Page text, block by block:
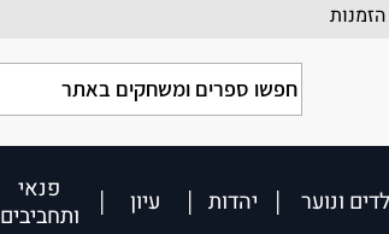
ונוער יהדות עיון
פנאי
ותחביבים